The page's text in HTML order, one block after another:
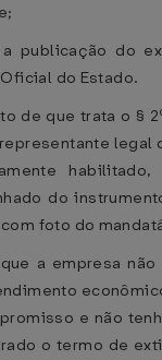
publicação do
do Estado.
de que trata o §
legal
do
foto do
a empresa
e não
o termo de